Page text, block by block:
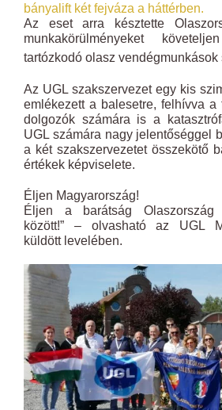
Az eset arra késztette
munkakörülményeket
tartózkodó olasz vendégmunkások
Az UGL szakszervezet egy kis
emlékezett a balesetre, felhívva a
dolgozók számára is a
UGL számára nagy jelentőséggel
a két szakszervezetet összekötő
értékek képviselete.
Éljen Magyarország!
Éljen a barátság Olaszország
között!” – olvasható az UGL
küldött levelében.